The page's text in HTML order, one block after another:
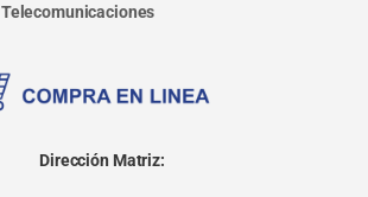
Telecomunicaciones
Dirección Matriz: